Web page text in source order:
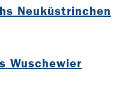
Neuküstrinchen
Wuschewier